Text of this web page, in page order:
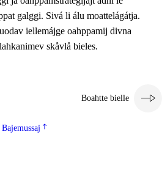
galggi. Sivá li álu moattelágátja.
iellemájge oahppamij divna
skåvlå bieles.
Boahtte bielle
Bajemussaj